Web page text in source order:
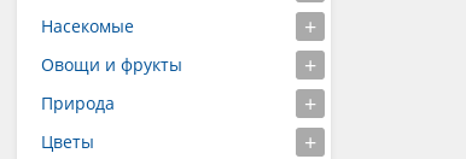
Насекомые
Овощи и фрукты
Природа
Цветы